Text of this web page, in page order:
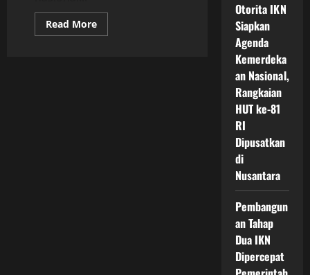
Read MoreRead
more
Otorita IKN
Siapkan
Agenda
Kemerdeka
an Nasional,
Rangkaian
HUT ke-81
RI
Dipusatkan
di
Nusantara
Pembangun
an Tahap
Dua IKN
Dipercepat